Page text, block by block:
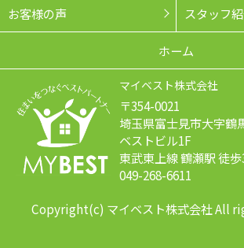
お客様の声 スタッフ
ホーム
マイベスト株式会社
〒354-0021
埼玉県富士見市大字鶴
ベストビル1F
東武東上線 鶴瀬駅 徒
049-268-6611
Copyright(c) マイベスト株式会社 All